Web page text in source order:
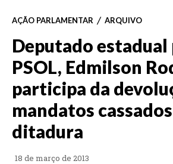
AÇÃO PARLAMENTAR ARQUIVO
Deputado estadual
PSOL, Edmilson
participa da
mandatos
ditadura
18 de março de 2013